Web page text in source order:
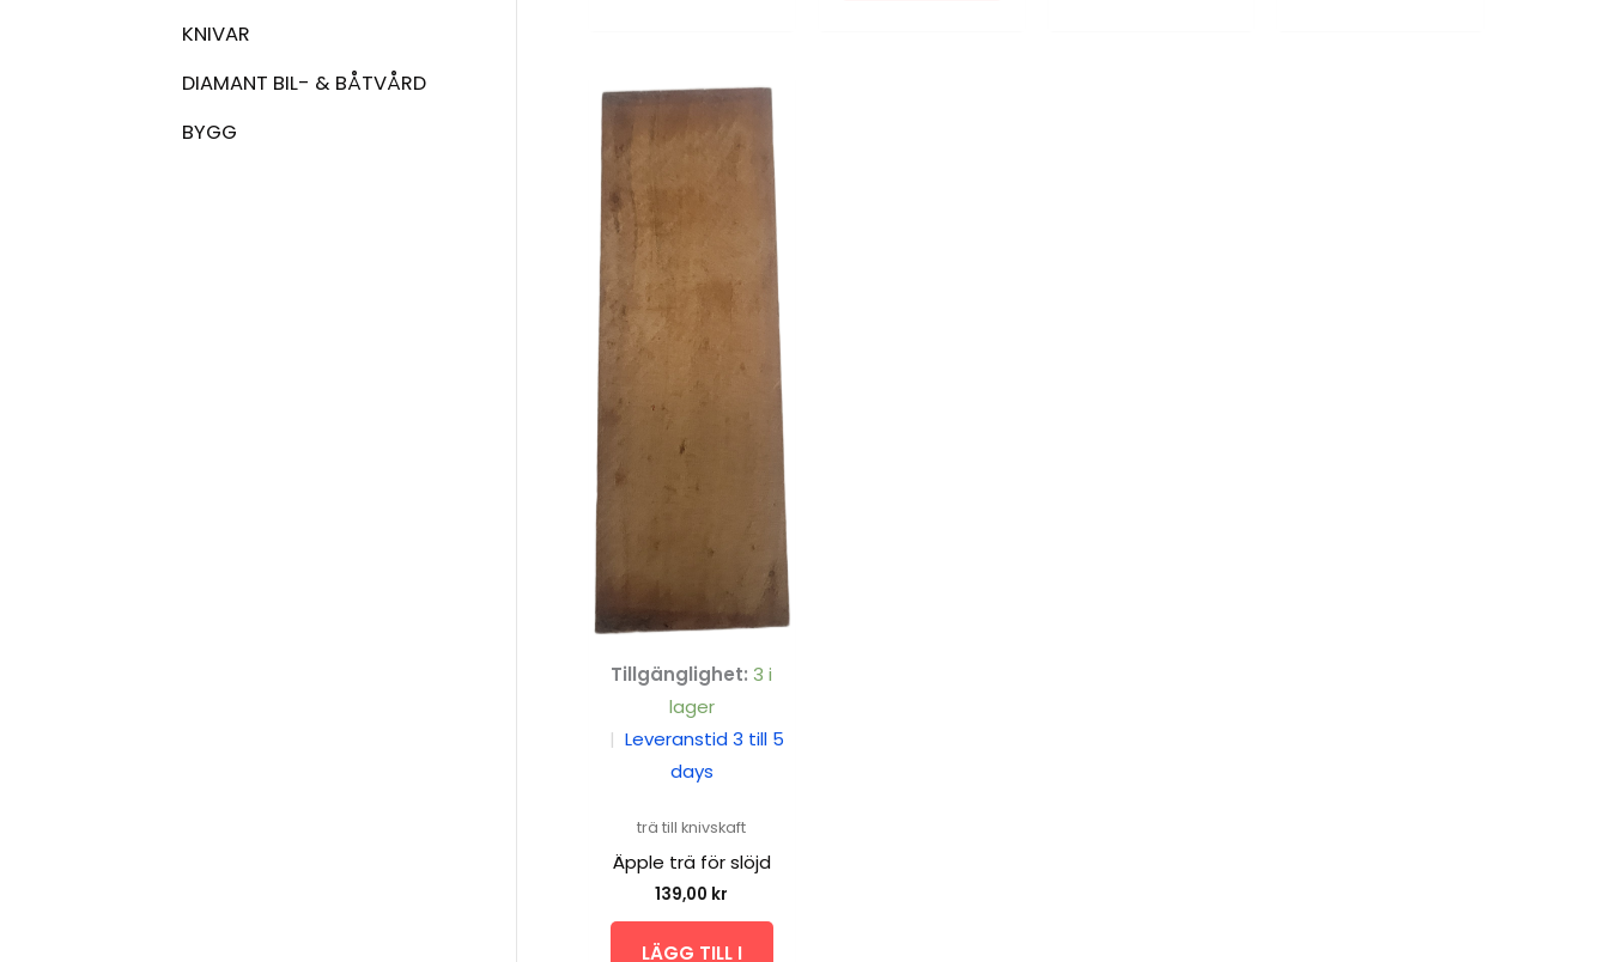
KNIVAR
DIAMANT BIL- & BÅTVÅRD
BYGG
Tillgänglighet: 3 i
lager
| Leveranstid 3 till 5
days
trä till knivskaft
Äpple trä för slöjd
139,00 kr
LÄGG TILL I